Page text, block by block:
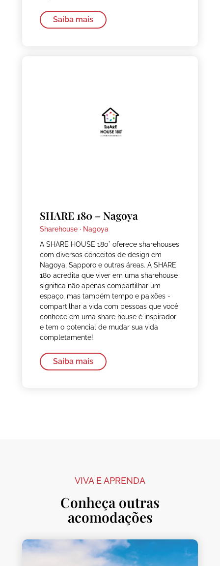
Saiba mais
SHARE 180 – Nagoya
Sharehouse · Nagoya
A SHARE HOUSE 180° oferece sharehouses
com diversos conceitos de design em
Nagoya, Sapporo e outras áreas. A SHARE
180 acredita que viver em uma sharehouse
significa não apenas compartilhar um
espaço, mas também tempo e paixões -
compartilhar a vida com pessoas que você
conhece em uma share house é inspirador
e tem o potencial de mudar sua vida
completamente!
Saiba mais
VIVA E APRENDA
Conheça outras
acomodações